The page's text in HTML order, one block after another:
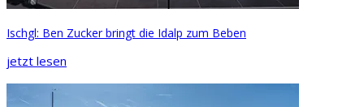
Ischgl: Ben Zucker bringt die Idalp zum Beben
jetzt lesen